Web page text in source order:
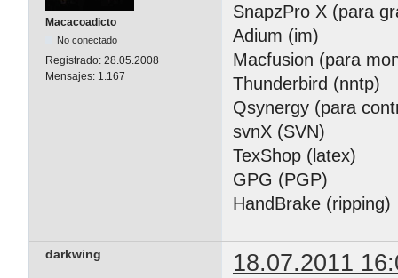
Macacoadicto
No conectado
Registrado: 28.05.2008
Mensajes: 1.167
SnapzPro X (para
Adium (im)
Macfusion (para
Thunderbird (nntp)
Qsynergy (para
svnX (SVN)
TexShop (latex)
GPG (PGP)
HandBrake (ripping)
darkwing 18.07.2011